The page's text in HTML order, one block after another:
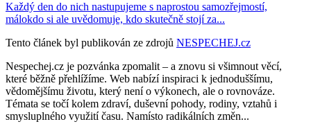
Každý den do nich nastupujeme s naprostou samozřejmostí,
málokdo si ale uvědomuje, kdo skutečně stojí za...
Tento článek byl publikován ze zdrojů NESPECHEJ.cz
Nespechej.cz je pozvánka zpomalit – a znovu si všimnout věcí,
které běžně přehlížíme. Web nabízí inspiraci k jednoduššímu,
vědomějšímu životu, který není o výkonech, ale o rovnováze.
Témata se točí kolem zdraví, duševní pohody, rodiny, vztahů i
smysluplného využití času. Namísto radikálních změn...